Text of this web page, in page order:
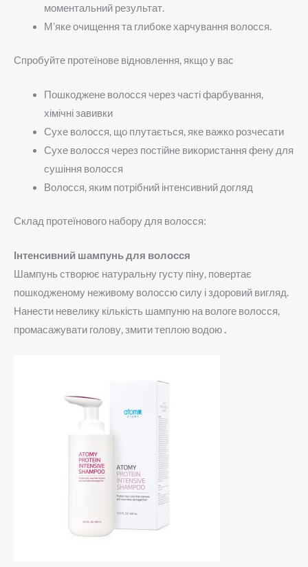
моментальний результат.
М’яке очищення та глибоке харчування волосся.
Спробуйте протеїнове відновлення, якщо у вас
Пошкоджене волосся через часті фарбування,
хімічні завивки
Сухе волосся, що плутається, яке важко розчесати
Сухе волосся через постійне використання фену для
сушіння волосся
Волосся, яким потрібний інтенсивний догляд
Склад протеїнового набору для волосся:
Інтенсивний шампунь для волосся
Шампунь створює натуральну густу піну, повертає
пошкодженому неживому волоссю силу і здоровий вигляд.
Нанести невелику кількість шампуню на вологе волосся,
промасажувати голову, змити теплою водою.